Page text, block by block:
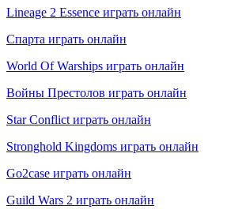
Lineage 2 Essence играть онлайн
Спарта играть онлайн
World Of Warships играть онлайн
Войны Престолов играть онлайн
Star Conflict играть онлайн
Stronghold Kingdoms играть онлайн
Go2case играть онлайн
Guild Wars 2 играть онлайн